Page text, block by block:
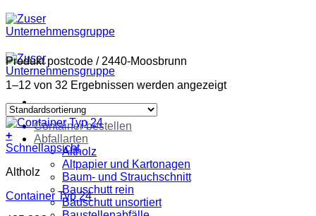
Zum
Inhalt
springen
Container bestellen
Abfallarten
Altholz
Altpapier und Kartonagen
Baum- und Strauchschnitt
Bauschutt rein
Bauschutt unsortiert
Produkt postcode /2440-Moosbrunn
1–12 von 32 Ergebnissen werden angezeigt
+
Schnellansicht
Altholz
Container Typ 24